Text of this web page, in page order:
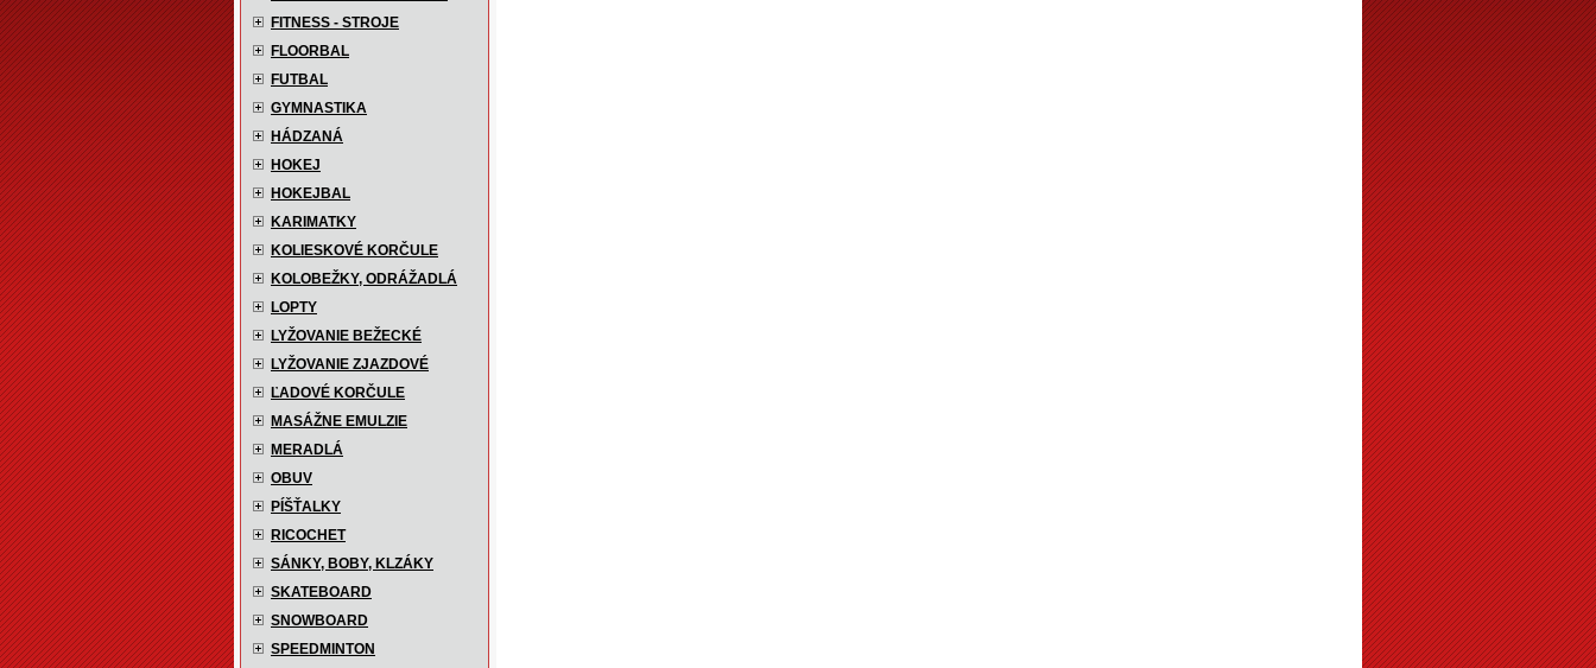
FITNESS - STROJE
FLOORBAL
FUTBAL
GYMNASTIKA
HÁDZANÁ
HOKEJ
HOKEJBAL
KARIMATKY
KOLIESKOVÉ KORČULE
KOLOBEŽKY, ODRÁŽADLÁ
LOPTY
LYŽOVANIE BEŽECKÉ
LYŽOVANIE ZJAZDOVÉ
ĽADOVÉ KORČULE
MASÁŽNE EMULZIE
MERADLÁ
OBUV
PÍŠŤALKY
RICOCHET
SÁNKY, BOBY, KLZÁKY
SKATEBOARD
SNOWBOARD
SPEEDMINTON